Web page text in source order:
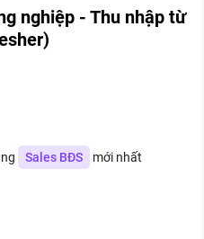
nghiệp - Thu nhập từ
Sales BĐS mới nhất